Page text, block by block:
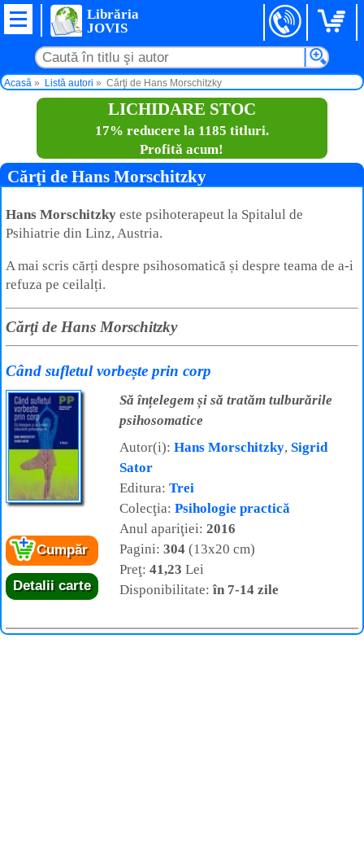
Librăria
JOVIS
Acasă Listă autori Cărţi de Hans Morschitzky
LICHIDARE STOC
17% reducere la 1185 titluri.
Profită acum!
Cărţi de Hans Morschitzky
Hans Morschitzky este psihoterapeut la Spitalul de
Psihiatrie din Linz, Austria.
A mai scris cărți despre psihosomatică și despre teama de a-i
refuza pe ceilalți.
Cărţi de Hans Morschitzky
Când sufletul vorbește prin corp
Cumpăr
Detalii carte
Să înțelegem și să tratăm tulburările
psihosomatice
Autor(i): Hans Morschitzky, Sigrid
Sator
Editura: Trei
Colecţia: Psihologie practică
Anul apariţiei: 2016
Pagini: 304 (13x20 cm)
Preţ: 41,23 Lei
Disponibilitate:în 7-14 zile